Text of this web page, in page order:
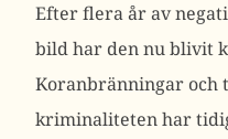
Efter flera år av
bild har den nu blivit
Koranbränningar och
kriminaliteten har